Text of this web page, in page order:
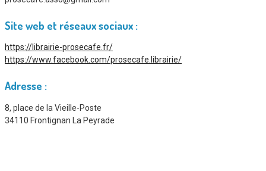
Site web et réseaux sociaux :
https://librairie-prosecafe.fr/
https://www.facebook.com/prosecafe.librairie/
Adresse :
8, place de la Vieille-Poste
34110 Frontignan La Peyrade